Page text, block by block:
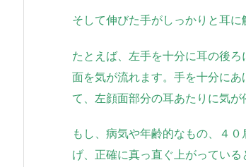
そして伸びた手がしっかりと耳
たとえば、左手を十分に耳の後
面を気が流れます。手を十分に
て、左顔面部分の耳あたりに気が
もし、病気や年齢的なもの、４
げ、正確に真っ直ぐ上がっている